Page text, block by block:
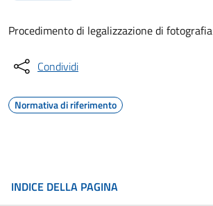
Procedimento di legalizzazione di fotografia
Condividi
Normativa di riferimento
INDICE DELLA PAGINA